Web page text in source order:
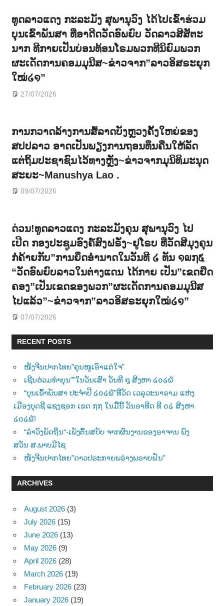
ທູດລາວແດງ ກະລະມັງ ສຸພານຸວົງ ໄດ້ໄປເຂົ້າຮ່ວມ
ບຸນເຂົ້າພັນສາ ທີ່ອາດີດວັດອົພຍົບ ວັດລາວສີສັຕະ
ນາກ ທີກາຍເປັນບ່ອນທ້ອນໂຣມພວກທີນິຍົມພວກ
ຜະເດັດການຄອມມຸນີສ~ຂ່າວຈາກ”ລາວອິສຣະຍຸກ
ໃໝ່໒໑”
27/07/2026
ການກວາດລ້າງການສໍ້ລາດບັງຫຼວງຄັ້ງໃຫຍ່ຂອງ
ສປປລາວ ອາດເປັນພຽງການຖອນທຶນຄືນໃຫ້ລັດ
ແຕ່ຖິ້ມປະຊາຊົນໄວ້ທາງຫຼັງ~ຂ່າວຈາກມຸນິທິມະນຸດ
ສະຍະ~Manushya Lao .
09/07/2026
ດ່ວນ!ທູດລາວແດງ ກະລະມັງຄຸນ ສຸພານຸວົງ ໄປ
ເປີດ ກອງປະຊູມອົງຄ໌ສົງຝຣັ່ງ~ຢູໂຣບ ທີ່ວັດສີມຸງຄຸນ
ກໍຄ້າຍກັບ”ການຍຶດອຳນາດໃນວັນທີ ໒ ທັນ ໑໙໗໕
“ວັດອົພຍົບລາວໃນຕ່າງແດນ ໄດ້ກາຍ ເປັນ”ເຂດຍືດ
ຄອງ”ເປັນເຂດຂອງພວກ”ຜະເດັດການຄອມມຸນີສ
ໄປແລ້ວ”~ຂ່າວຈາກ”ລາວອິສຣະຍຸກໃໝ່໒໑”
07/07/2026
RECENT POSTS
ໜັງຈີນປາກໄທຍ”ຄຸນໜູເອົາແຕ່ໃຈ”
ເຊີນຮ່ວມທຳບຸນ””ໃນວັນເສົາ ວັນທີ ໘ ສີງຫາ ໒໐໒໖
“ບຸນເຂົ້າພັນສາ ປະຈຳປີ ໒໐໒໖”ທີ່ວັດ ເວລຸວະນາຣາມ ແຫ່ງ
ເມືອງບຸດຊີ ແຊງຊອກ ເຂດ ໗໗ ໃນມື້ນີ້ ວັນອາທີດ ທີ ໐໒ ສີງຫາ
໒໐໒໖!
“ລຳວົງພັດຖິ່ນ“-ເພັງຕົ້ນສບັບ ຈາກຜົນງານຂອງອາຈານ ພົງ
ສວັນ ສ.ພາບມີໄຊ
ໜັງຈີນປາກໄທຍ”ດາວປຣະກາຍພຣ່າງພຣາຍຝັນ”
ARCHIVES
August 2026 (3)
July 2026 (15)
June 2026 (13)
May 2026 (9)
April 2026 (28)
March 2026 (19)
February 2026 (23)
January 2026 (19)